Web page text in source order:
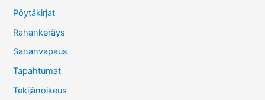
Pöytäkirjat
Rahankeräys
Sananvapaus
Tapahtumat
Tekijänoikeus